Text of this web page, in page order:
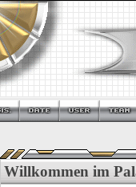
Willkommen im